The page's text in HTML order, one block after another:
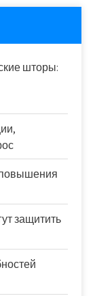
шторы:
защитить